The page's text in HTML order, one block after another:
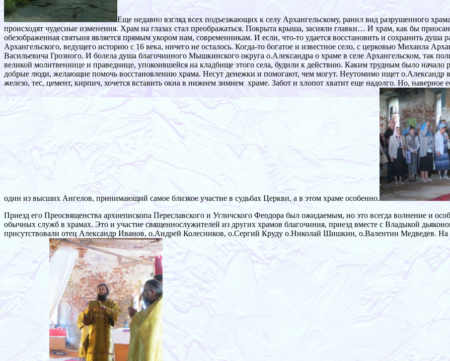
Еще недавно взгляд всех подъезжающих к селу Архангельскому, ранил вид разрушенного
происходят чудесные изменения. Храм на глазах стал преображаться. Покрыта крыша, засияли главки… И храм, как бы
обезображенная святыня является прямым укором нам, современникам. И если, что-то удается восстановить и сохранить душа
Архангельского, ведущего историю с 16 века, ничего не осталось. Когда-то богатое и известное село, с церковью Михаила
Васильевича Грозного. И болела душа благочинного Мышкинского округа о.Александра о храме в селе Архангельском, так
великой молитвеннице и праведнице, упокоившейся на кладбище этого села, будили к действию. Каким трудным было
добрые люди, желающие помочь восстановлению храма. Несут денежки и помогают, чем могут. Неутомимо ищет
железо, тес, цемент, кирпич, хочется вставить окна в нижнем зимнем храме. Забот и хлопот хватит еще надолго. Но,
один из высших Ангелов, принимающий самое близкое участие в судьбах Церкви, а в этом храме особенно.
Приезд его Преосвященства архиепископа Переславского и Угличского Феодора был ожидаемым, но это всегда волнение и
обычных служб в храмах. Это и участие священнослужителей из других храмов благочиния, приезд вместе с Владыкой
присутствовали отец Александр Иванов, о.Андрей Колесников, о.Сергий Круду о.Николай Шишкин, о.Валентин Медведев.